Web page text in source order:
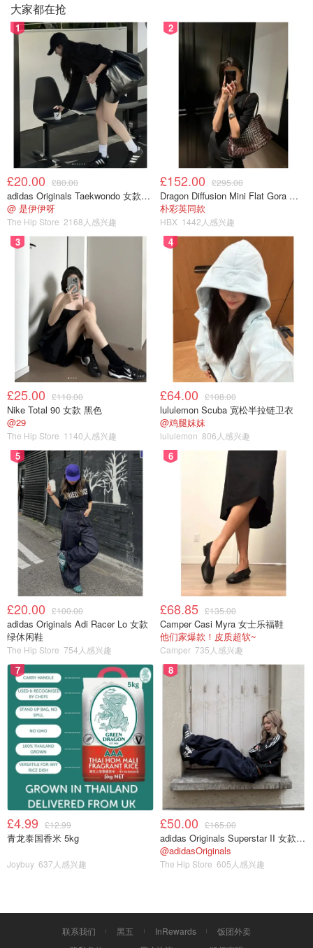
2020年9月份156磅 -> 现在127磅 -> 29磅✅
瘦下来以后眼睛都感觉变大了
.
减肥真的是一种生活习惯，不是说一段时间搞定就完了，贵
在坚持
———————
自从我出去旅游，听到最多的话就是：你吃这么多，怎么还
不胖
或者问我：吃得那么开心，胖了吗
吃成那样都没有爆肥的原因是我每天出去吃吃吃，晚上会回
家运动，或者只要我不出去吃，我在家都是吃减脂餐
大家伙看到的只是我在吃，不知道我在爆汗和挨饿的时候是
什么样子的
现在胖是胖了点，最开始从Virginia 搬出来玩的时候，最低
值122lb，
现在是127lb
但也还算是过得去吧～
.
其实我的目标是125lb，我觉得如果我能保持在125lb，就很
好很完美了
——————————————
最重的时候是19年10月，当时163磅(148斤)，当时上班以
后我有坚持运动，但是没有控制饮食，体重下降得很慢，到
2020年5月份的时候才减了7磅。后来逐渐偷懒不运动了，
体重又反弹回到156磅(141.5斤)，可真是减了个寂寞。
.
大家都在抢
1
£20.00 £80.00
adidas Originals Taekwondo 女款黑色运动鞋
@ 是伊伊呀
The Hip Store 2168人感兴趣
2
£152.00 £295.00
Dragon Diffusion Mini Flat Gora 深棕色手提包
朴彩英同款
HBX 1442人感兴趣
3
£25.00 £110.00
Nike Total 90 女款 黑色
@29
The Hip Store 1140人感兴趣
4
£64.00 £108.00
lululemon Scuba 宽松半拉链卫衣
@鸡腿妹妹
lululemon 806人感兴趣
5
£20.00 £100.00
adidas Originals Adi Racer Lo 女款
绿休闲鞋
The Hip Store 754人感兴趣
6
£68.85 £135.00
Camper Casi Myra 女士乐福鞋
他们家爆款！皮质超软~
Camper 735人感兴趣
7
£4.99 £12.99
青龙泰国香米 5kg
Joybuy 637人感兴趣
8
£50.00 £165.00
adidas Originals Superstar II 女款串珠休闲鞋 黑色
@adidasOriginals
The Hip Store 605人感兴趣
联系我们 黑五 InRewards
饭团外卖